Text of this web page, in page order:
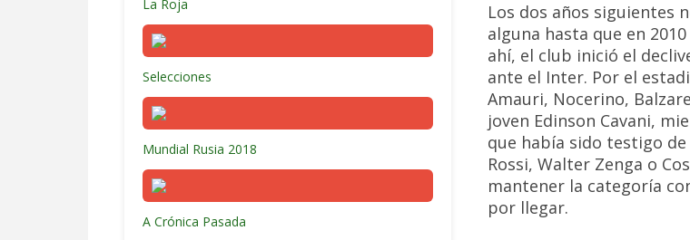
Los dos años siguientes
alguna hasta que en
ahí, el club inició el
ante el Inter. Por el
Amauri, Nocerino,
joven Edinson Cavani,
que había sido testigo
Rossi, Walter Zenga o
mantener la categoría
por llegar.
La Roja
Selecciones
Mundial Rusia 2018
A Crónica Pasada